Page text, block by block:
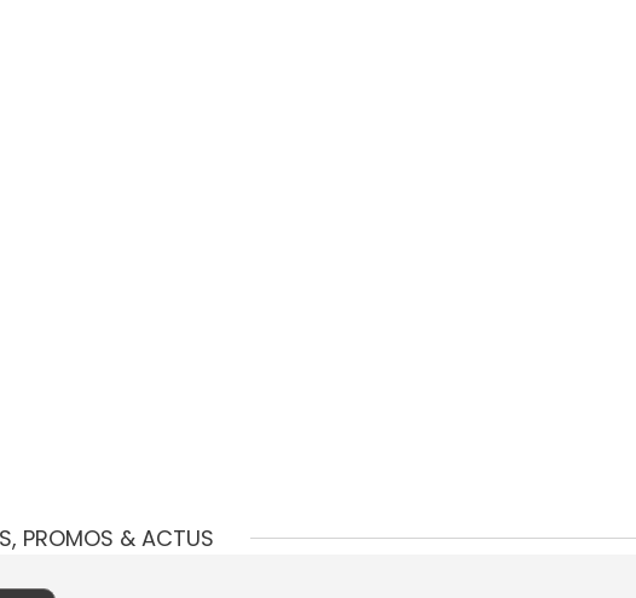
PROMOS & ACTUS